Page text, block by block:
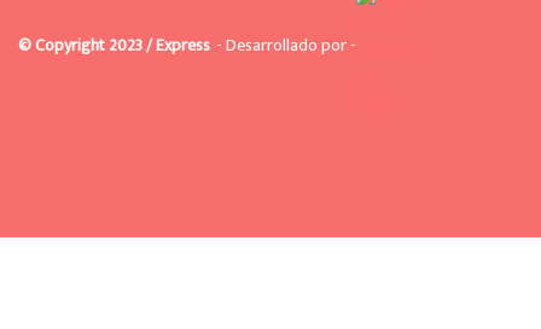
© Copyright 2023 / Express - Desarrollado por -